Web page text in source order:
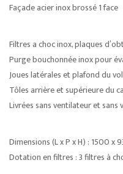
Façade acier inox brossé 1 face
Filtres a choc inox, plaques
Purge bouchonnée inox pour
Joues latérales et plafond du
Tôles arrière et supérieure du
Livrées sans ventilateur et sans
Dimensions (L x P x H) : 1500 x
Dotation en filtres : 3 filtres à